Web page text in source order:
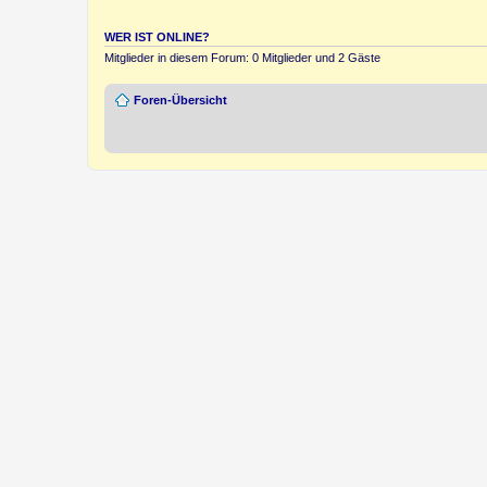
WER IST ONLINE?
Mitglieder in diesem Forum: 0 Mitglieder und 2 Gäste
Foren-Übersicht